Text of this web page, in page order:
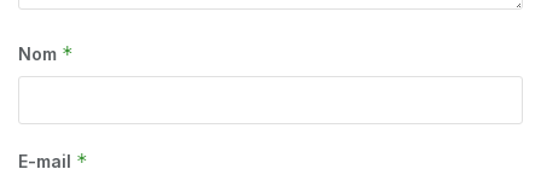
Nom *
E-mail *